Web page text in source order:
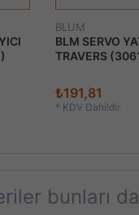
BLUM
BLM SERVO
TRAVERS
₺191,81
* KDV Dahildir
bunları da